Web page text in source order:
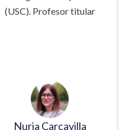
(USC). Profesor titular
Nuria Carcavilla